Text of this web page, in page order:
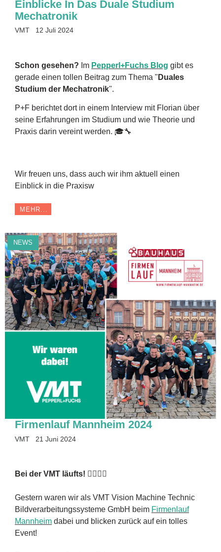
Einblicke In Das Duale Studium
Mechatronik
VMT 12 Juli 2024
Schon gesehen? Im Pepperl+Fuchs Blog gibt es
gerade einen tollen Beitrag zum Thema " Duales
Studium der Mechatronik".
P+F berichtet dort in einem Interview mit Florian über
seine Erfahrungen im Studium und wie Theorie und
Praxis darin vereint werden. 🎓🔧
Wir freuen uns, dass auch wir ihm aktuell einen
Einblick in die Praxisw
MEHR...
NEWS
Firmenlauf Mannheim 2024
VMT 21 Juni 2024
Bei der VMT läufts! 🏃‍♂️🏃‍♀️
Gestern waren wir als VMT Vision Machine Technic
Bildverarbeitungssysteme GmbH beim Firmenlauf
Mannheim dabei und blicken zurück auf ein tolles
Event!